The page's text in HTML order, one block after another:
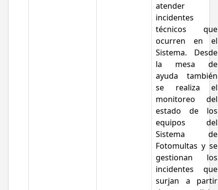
atender
incidentes
técnicos que
ocurren en el
Sistema. Desde
la mesa de
ayuda también
se realiza el
monitoreo del
estado de los
equipos del
Sistema de
Fotomultas y se
gestionan los
incidentes que
surjan a partir